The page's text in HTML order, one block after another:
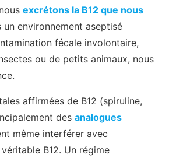
excrétons la B12 que nous
un environnement aseptisé
fécale involontaire,
ou de petits animaux, nous
affirmées de B12 (spiruline,
des analogues
même interférer avec
B12. Un régime